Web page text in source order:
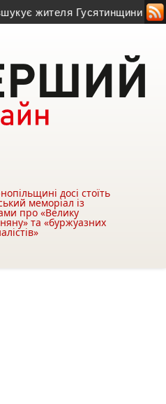
Гусятинщини
досі стоїть
меморіал із
про «Велику
та «буржуазних